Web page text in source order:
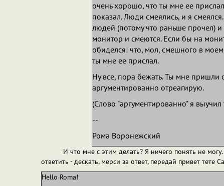
очень хорошо, что ты мне ее
показал. Люди смеялись, и я
людей (потому что раньше прочел)
монитор и смеются. Если бы на
обиделся: что, мол, смешного в
ты мне ее прислал.
Ну все, пора бежать. Ты мне пришли
аргументированно отреагирую.
(Слово "аргументированно" я выучил
--
Рома Воронежский
И что мне с этим делать? Я ничего понять не могу.
ответить - дескать, мерси за ответ, передай привет тете
Hello Roma!